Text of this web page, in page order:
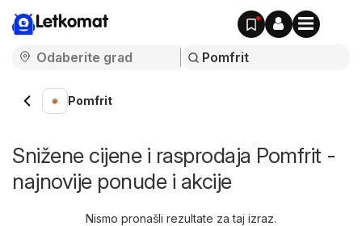
Letkomat
Pomfrit
Snižene cijene i rasprodaja Pomfrit -
najnovije ponude i akcije
Nismo pronašli rezultate za taj izraz.